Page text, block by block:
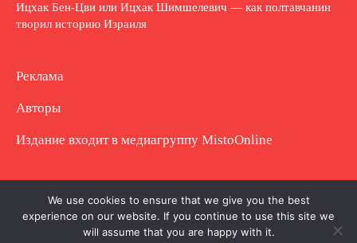
Ицхак Бен-Цви или Ицхак Шимшелевич — как полтавчанин
творил историю Израиля
Реклама
Авторы
Издание входит в медиагруппу MistoOnline
Copyright © Полное использование материала
запрещено. Частично разрешено с гиперссылкой.
We use cookies to ensure that we give you the best
experience on our website. If you continue to use this site we
will assume that you are happy with it.